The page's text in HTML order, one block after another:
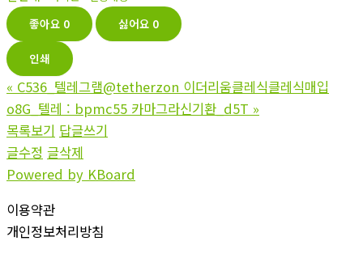
좋아요 0 싫어요 0
인쇄
« C536_텔레그램@tetherzon 이더리움클레식클레식매입
o8G_텔레 : bpmc55 카마그라신기환_d5T »
목록보기 답글쓰기
글수정 글삭제
Powered by KBoard
이용약관
개인정보처리방침